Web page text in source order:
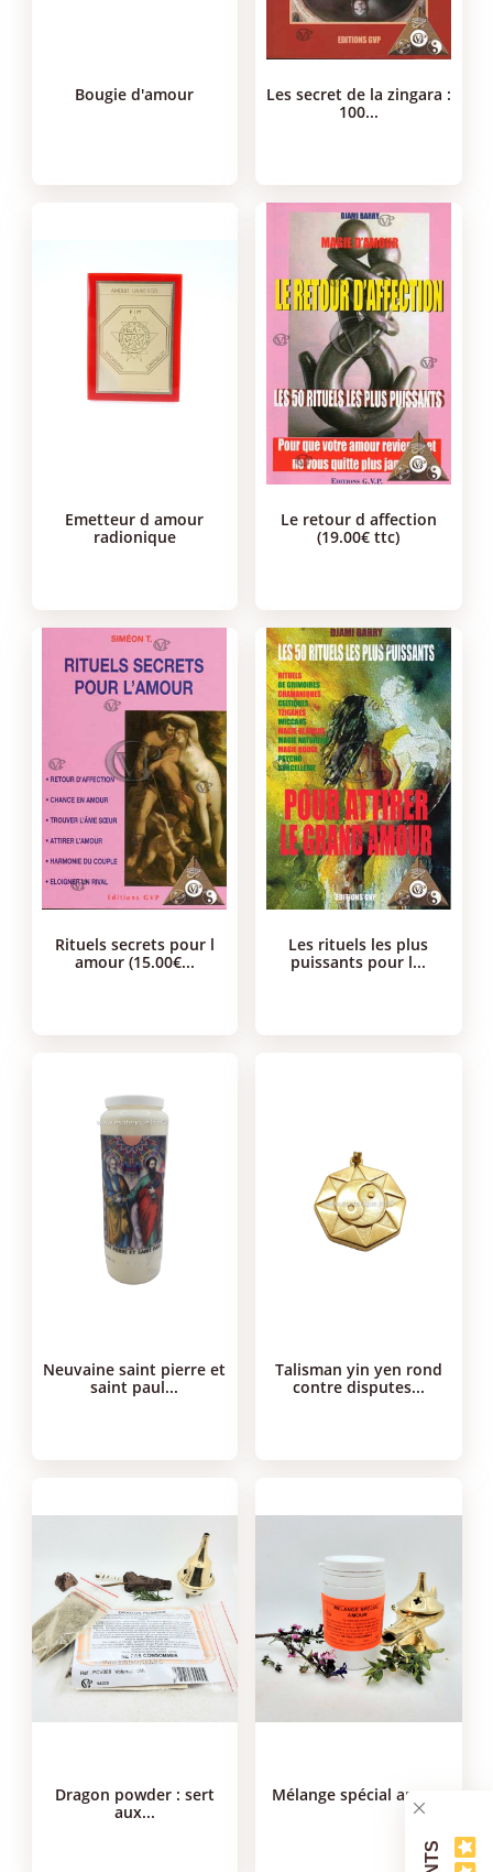
bougie d'amour
les secret de la zingara :
100...
emetteur d amour
radionique
le retour d affection
(19.00€ ttc)
rituels secrets pour l
amour (15.00€...
les rituels les plus
puissants pour l...
neuvaine saint pierre et
saint paul...
talisman yin yen rond
contre disputes...
dragon powder : sert
aux...
mélange spécial amour